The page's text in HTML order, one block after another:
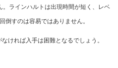
ラインハルトは出現時間が短く、レベ
倒すのは容易ではありません。
ければ入手は困難となるでしょう。